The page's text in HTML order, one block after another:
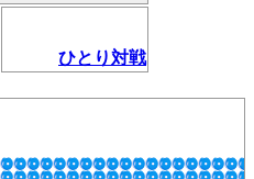
ひとり対戦